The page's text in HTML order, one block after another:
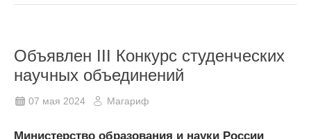
Объявлен III Конкурс студенческих
научных объединений
07 мая 2024 Магариф
Министерство образования и науки России